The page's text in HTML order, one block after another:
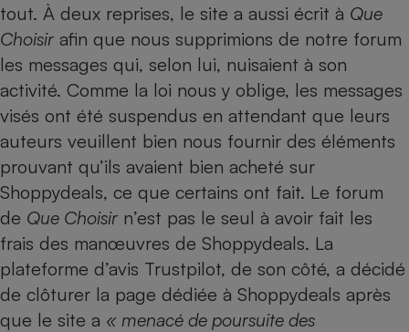
tout. À deux reprises, le site a aussi écrit à Que
Choisir afin que nous supprimions de notre forum
les messages qui, selon lui, nuisaient à son
activité. Comme la loi nous y oblige, les messages
visés ont été suspendus en attendant que leurs
auteurs veuillent bien nous fournir des éléments
prouvant qu’ils avaient bien acheté sur
Shoppydeals, ce que certains ont fait. Le forum
de Que Choisir n’est pas le seul à avoir fait les
frais des manœuvres de Shoppydeals. La
plateforme d’avis Trustpilot, de son côté, a décidé
de clôturer la page dédiée à Shoppydeals après
que le site a « menacé de poursuite des
Climatiseur -
Ventilateur
Cafetière à expressos
Antivirus